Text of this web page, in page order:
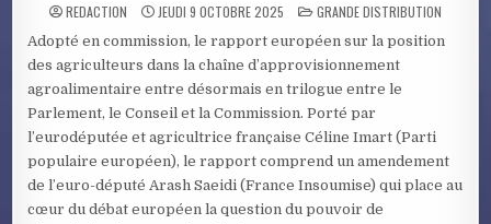
REDACTION JEUDI 9 OCTOBRE 2025 POSTED
IN
GRANDE DISTRIBUTION
Adopté en commission, le rapport européen sur la position
des agriculteurs dans la chaîne d’approvisionnement
agroalimentaire entre désormais en trilogue entre le
Parlement, le Conseil et la Commission. Porté par
l’eurodéputée et agricultrice française Céline Imart (Parti
populaire européen), le rapport comprend un amendement
de l’euro-député Arash Saeidi (France Insoumise) qui place au
cœur du débat européen la question du pouvoir de